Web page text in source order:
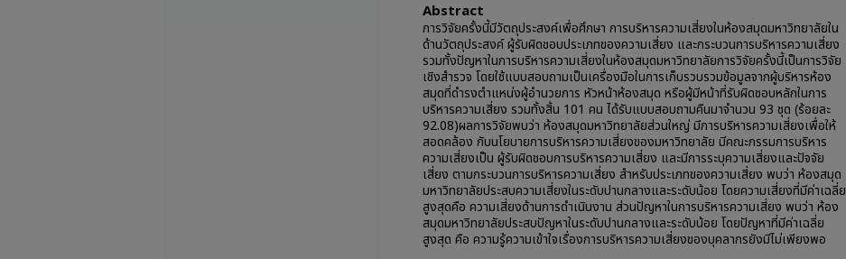
Abstract
การวิจัยครั้งนี้มีวัตถุประสงค์เพื่อศึกษา การบริหารความเสี่ยงในห้องสมุดมหาวิทยาลัยใน
ด้านวัตถุประสงค์ ผู้รับผิดชอบประเภทของความเสี่ยง และกระบวนการบริหารความเสี่ยง
รวมทั้งปัญหาในการบริหารความเสี่ยงในห้องสมุดมหาวิทยาลัยการวิจัยครั้งนี้เป็นการวิจัย
เชิงสำรวจ โดยใช้แบบสอบถามเป็นเครื่องมือในการเก็บรวบรวมข้อมูลจากผู้บริหารห้อง
สมุดที่ดำรงตำแหน่งผู้อำนวยการ หัวหน้าห้องสมุด หรือผู้มีหน้าที่รับผิดชอบหลักในการ
บริหารความเสี่ยง รวมทั้งสิ้น 101 คน ได้รับแบบสอบถามคืนมาจำนวน 93 ชุด (ร้อยละ
92.08)ผลการวิจัยพบว่า ห้องสมุดมหาวิทยาลัยส่วนใหญ่ มีการบริหารความเสี่ยงเพื่อให้
สอดคล้อง กับนโยบายการบริหารความเสี่ยงของมหาวิทยาลัย มีคณะกรรมการบริหาร
ความเสี่ยงเป็น ผู้รับผิดชอบการบริหารความเสี่ยง และมีการระบุความเสี่ยงและปัจจัย
เสี่ยง ตามกระบวนการบริหารความเสี่ยง สำหรับประเภทของความเสี่ยง พบว่า ห้องสมุด
มหาวิทยาลัยประสบความเสี่ยงในระดับปานกลางและระดับน้อย โดยความเสี่ยงที่มีค่าเฉลี่ย
สูงสุดคือ ความเสี่ยงด้านการดำเนินงาน ส่วนปัญหาในการบริหารความเสี่ยง พบว่า ห้อง
สมุดมหาวิทยาลัยประสบปัญหาในระดับปานกลางและระดับน้อย โดยปัญหาที่มีค่าเฉลี่ย
สูงสุด คือ ความรู้ความเข้าใจเรื่องการบริหารความเสี่ยงของบุคลากรยังมีไม่เพียงพอ